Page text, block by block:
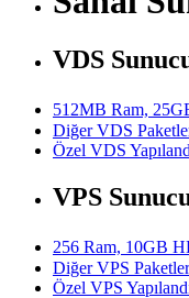
VDS
512MB Ram,
Diğer VDS
Özel VDS
VPS
256 Ram, 10GB
Diğer VPS
Özel VPS